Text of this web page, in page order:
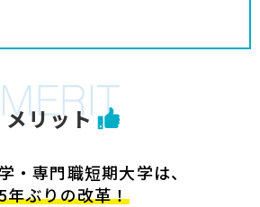
メリット
・専門職短期大学は、
年ぶりの改革！